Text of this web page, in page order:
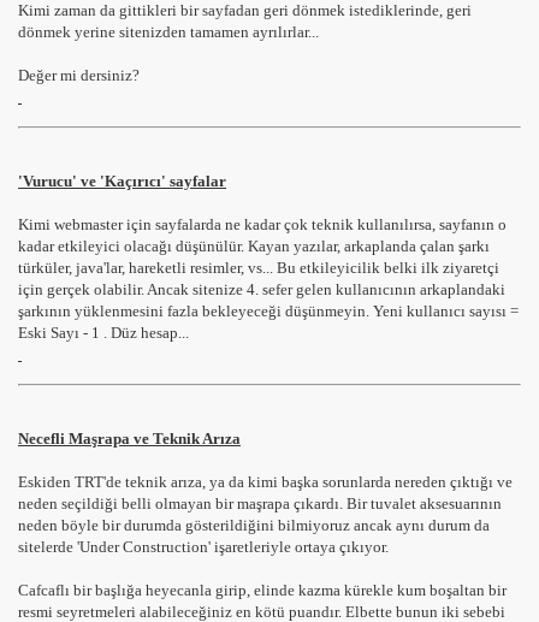
Kimi zaman da gittikleri bir sayfadan geri dönmek istediklerinde, geri
dönmek yerine sitenizden tamamen ayrılırlar...
Değer mi dersiniz?
'Vurucu' ve 'Kaçırıcı' sayfalar
Kimi webmaster için sayfalarda ne kadar çok teknik kullanılırsa, sayfanın o
kadar etkileyici olacağı düşünülür. Kayan yazılar, arkaplanda çalan şarkı
türküler, java'lar, hareketli resimler, vs... Bu etkileyicilik belki ilk ziyaretçi
için gerçek olabilir. Ancak sitenize 4. sefer gelen kullanıcının arkaplandaki
şarkının yüklenmesini fazla bekleyeceği düşünmeyin. Yeni kullanıcı sayısı =
Eski Sayı - 1 . Düz hesap...
Necefli Maşrapa ve Teknik Arıza
Eskiden TRT'de teknik arıza, ya da kimi başka sorunlarda nereden çıktığı ve
neden seçildiği belli olmayan bir maşrapa çıkardı. Bir tuvalet aksesuarının
neden böyle bir durumda gösterildiğini bilmiyoruz ancak aynı durum da
sitelerde 'Under Construction' işaretleriyle ortaya çıkıyor.
Cafcaflı bir başlığa heyecanla girip, elinde kazma kürekle kum boşaltan bir
resmi seyretmeleri alabileceğiniz en kötü puandır. Elbette bunun iki sebebi